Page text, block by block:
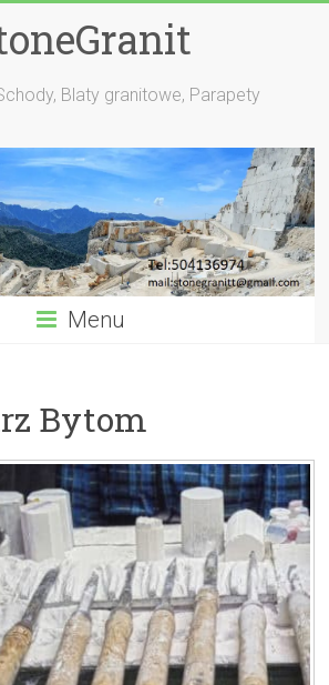
Blaty granitowe, Parapety
Menu
Bytom